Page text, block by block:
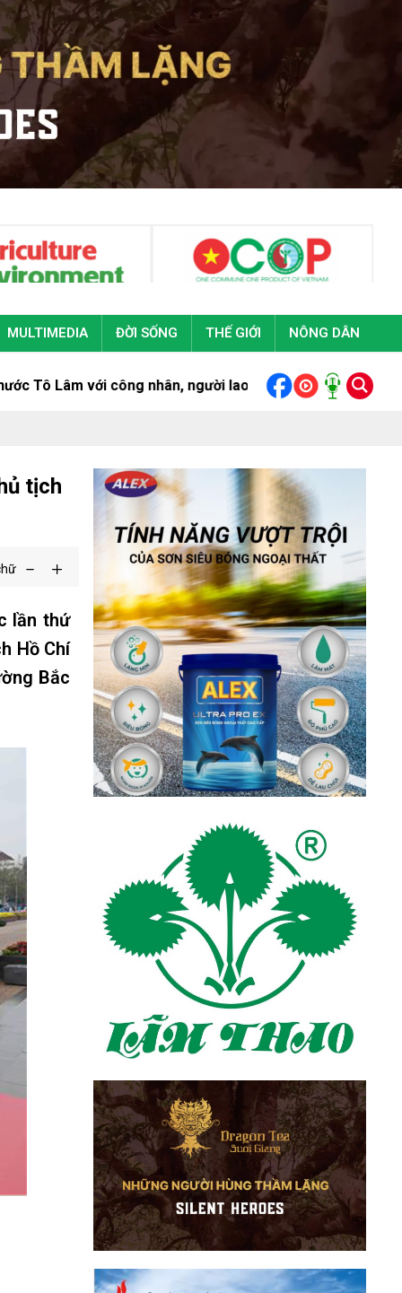
MULTIMEDIA ĐỜI SỐNG THẾ GIỚI NÔNG DÂN
công nhân, người lao động Thành phố Hồ Chí MinhBộ
tịch
lần thứ
Hồ Chí
Bắc